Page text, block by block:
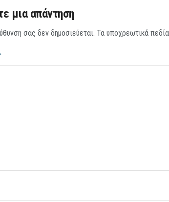
μια απάντηση
σας δεν δημοσιεύεται. Τα υποχρεωτικά